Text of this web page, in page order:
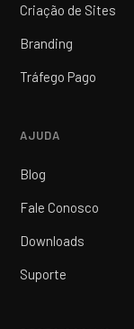
Criação de Sites
Branding
Tráfego Pago
AJUDA
Blog
Fale Conosco
Downloads
Suporte